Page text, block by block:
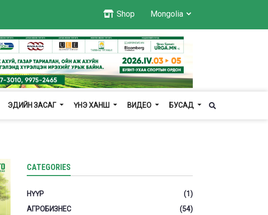
Shop
ЭДИЙН ЗАСАГ ҮНЭ ХАНШ ВИДЕО БУСАД
CATEGORIES
НҮҮР
(1)
АГРОБИЗНЕС
(54)